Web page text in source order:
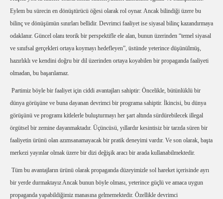
Eylem bu sürecin en dönüştürücü öğesi olarak rol oynar. Ancak bilindiği üzere bu
bilinç ve dönüşümün sınırları bellidir. Devrimci faaliyet ise siyasal bilinç kazandırmaya
odaklanır. Güncel olanı teorik bir perspektifle ele alan, bunun üzerinden “temel siyasal
ve sınıfsal gerçekleri ortaya koymayı hedefleyen”, üstünde yeterince düşünülmüş,
hazırlıklı ve kendini doğru bir dil üzerinden ortaya koyabilen bir propaganda faaliyeti
olmadan, bu başarılamaz.
Partimiz böyle bir faaliyet için ciddi avantajları sahiptir: Öncelikle, bütünlüklü bir
dünya görüşüne ve buna dayanan devrimci bir programa sahiptir. İkincisi, bu dünya
görüşünü ve programı kitlelerle buluşturmayı her şart altında sürdürebilecek illegal
örgütsel bir zemine dayanmaktadır. Üçüncüsü, yıllardır kesintisiz bir tarzda süren bir
faaliyetin ürünü olan azımsanamayacak bir pratik deneyimi vardır. Ve son olarak, başta
merkezi yayınlar olmak üzere bir dizi değişik aracı bir arada kullanabilmektedir.
Tüm bu avantajların ürünü olarak propaganda düzeyimizle sol hareket içerisinde ayrı
bir yerde durmaktayız Ancak bunun böyle olması, yeterince güçlü ve amaca uygun
propaganda yapabildiğimiz manasına gelmemektedir. Özellikle devrimci